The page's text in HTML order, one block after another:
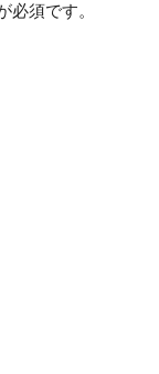
必須です。